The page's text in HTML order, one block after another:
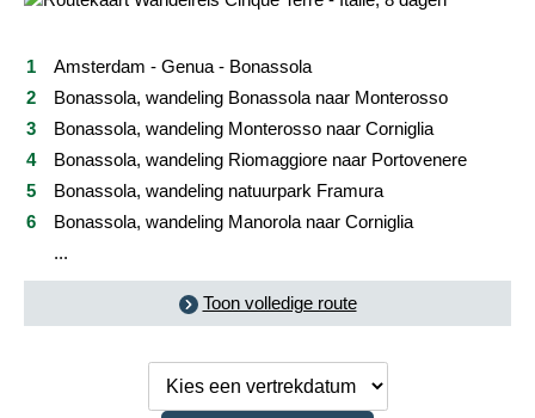
Vertrekdata/prijs
Reviews
Praktische informatie
FAQ
Foto's en video
Reis boeken
Amsterdam - Genua - Bonassola
Bonassola, wandeling Bonassola naar Monterosso
Bonassola, wandeling Monterosso naar Corniglia
Bonassola, wandeling Riomaggiore naar Portovenere
Bonassola, wandeling natuurpark Framura
Bonassola, wandeling Manorola naar Corniglia
...
Toon volledige route